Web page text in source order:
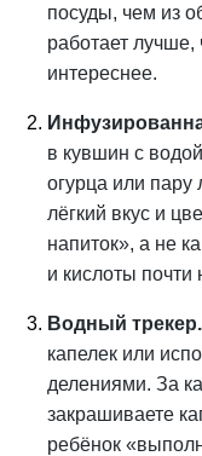
посуды, чем из
работает
интереснее.
в кувшин с
огурца или пару
лёгкий вкус и
напиток», а не
и кислоты почти
Водный трекер.
капелек или
делениями. За
закрашиваете
ребёнок